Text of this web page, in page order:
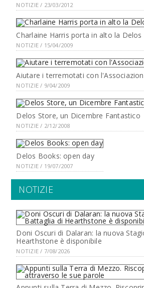
NOTIZIE / 23/03/2012
Charlaine Harris porta in alto la Delos
NOTIZIE / 15/04/2009
Aiutare i terremotati con
NOTIZIE / 9/04/2009
Delos Store, un Dicembre Fantastico
NOTIZIE / 2/12/2008
Delos Books: open day
NOTIZIE / 19/07/2007
NOTIZIE
Doni Oscuri di Dalaran: la nuova
Hearthstone è disponibile
NOTIZIE / 7/08/2026